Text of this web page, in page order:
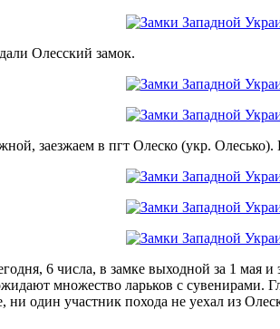
Олесский замок.
заезжаем в пгт Олеско (укр.
6 числа, в замке выходной за 1 мая
множество ларьков с сувенирами.
ни один участник похода не уехал из